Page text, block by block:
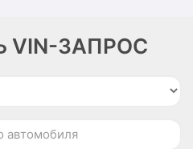
VIN-ЗАПРОС